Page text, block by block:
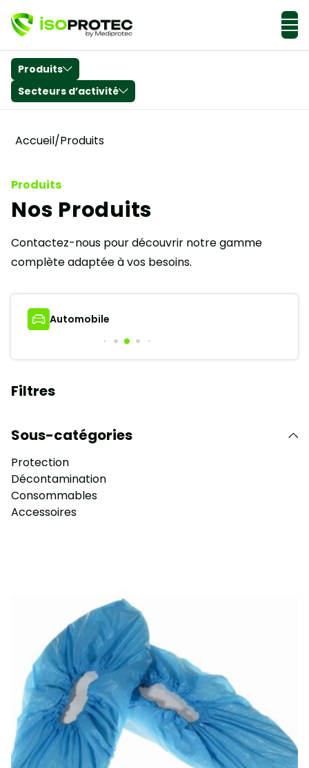
Secteurs d’activité
Produits
Accueil/Produits
Produits
Nos Produits
Contactez-nous pour découvrir notre gamme
complète adaptée à vos besoins.
Biotechnologie
Filtres
Sous-catégories
Protection
Décontamination
Consommables
Accessoires